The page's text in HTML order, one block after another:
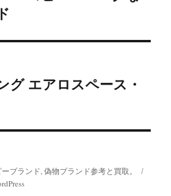
グ エアロスペース・
ブランド, 偽物ブランド参考と買取。